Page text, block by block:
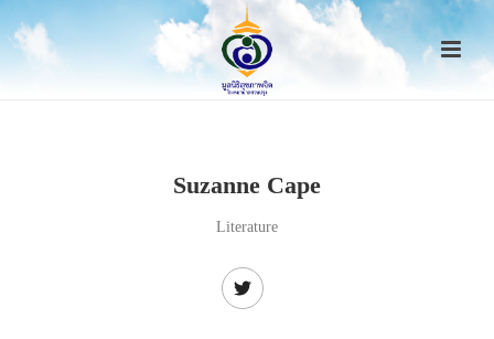
Suzanne Cape
Literature